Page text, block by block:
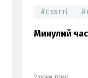
#статті #
Минулий час